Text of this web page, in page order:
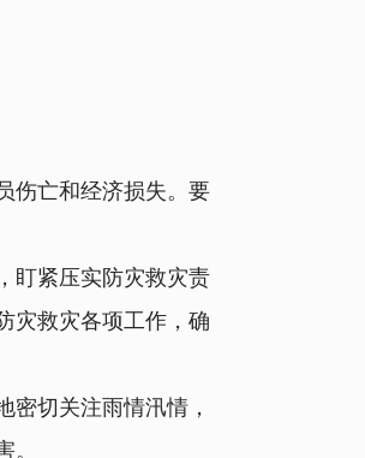
伤亡和经济损失。要
盯紧压实防灾救灾责
灾救灾各项工作，确
切关注雨情汛情，